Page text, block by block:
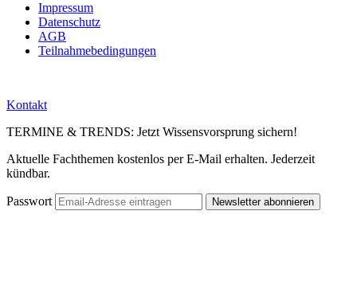
Impressum
Datenschutz
AGB
Teilnahmebedingungen
Kontakt
TERMINE & TRENDS: Jetzt Wissensvorsprung sichern!
Aktuelle Fachthemen kostenlos per E-Mail erhalten. Jederzeit
kündbar.
Passwort Newsletter abonnieren